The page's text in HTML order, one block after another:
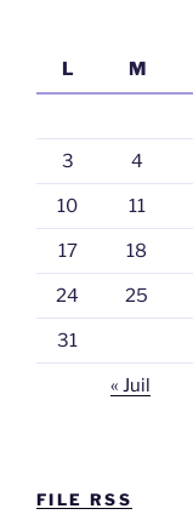
L
M
3 4
10 11
17 18
24 25
31
« Juil
FILE RSS